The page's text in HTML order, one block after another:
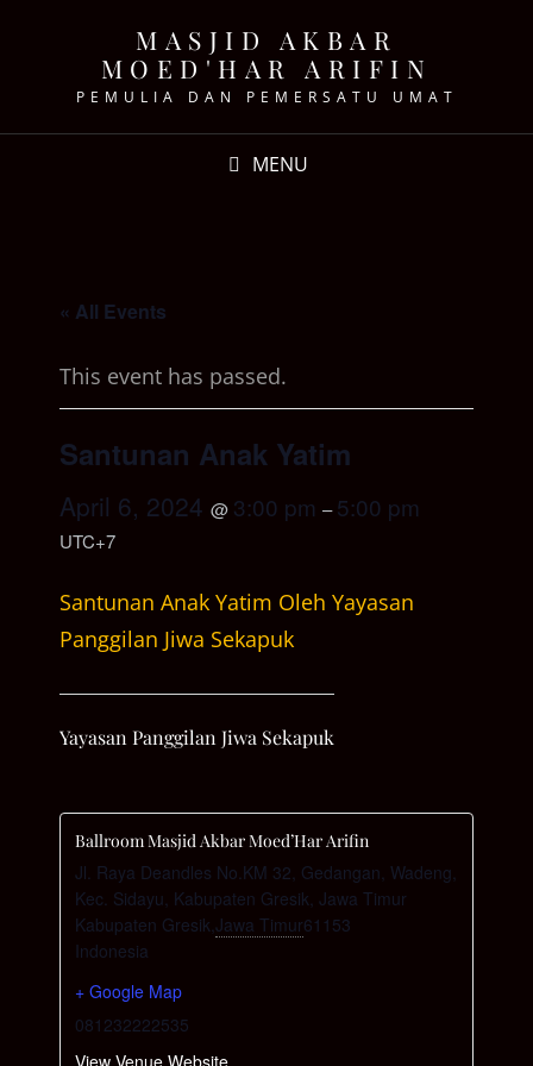
MASJID AKBAR
MOED'HAR ARIFIN
PEMULIA DAN PEMERSATU UMAT
MENU
« All Events
This event has passed.
Santunan Anak Yatim
April 6, 2024 @ 3:00 pm –5:00 pm
UTC+7
Santunan Anak Yatim Oleh Yayasan
Panggilan Jiwa Sekapuk
Yayasan Panggilan Jiwa Sekapuk
Ballroom Masjid Akbar Moed’Har Arifin
Jl. Raya Deandles No.KM 32, Gedangan, Wadeng,
Kec. Sidayu, Kabupaten Gresik, Jawa Timur
Kabupaten Gresik,Jawa Timur61153
Indonesia
+ Google Map
081232222535
View Venue Website